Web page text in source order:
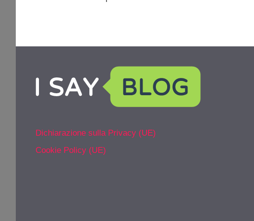
Dichiarazione sulla Privacy (UE)
Cookie Policy (UE)